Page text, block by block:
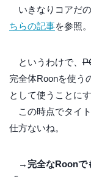
いきなりコアだ
ちらの記事を参照。
というわけで、
完全体Roonを使う
として使うことにす
この時点でタイト
仕方ないね。
→完全なRoonで